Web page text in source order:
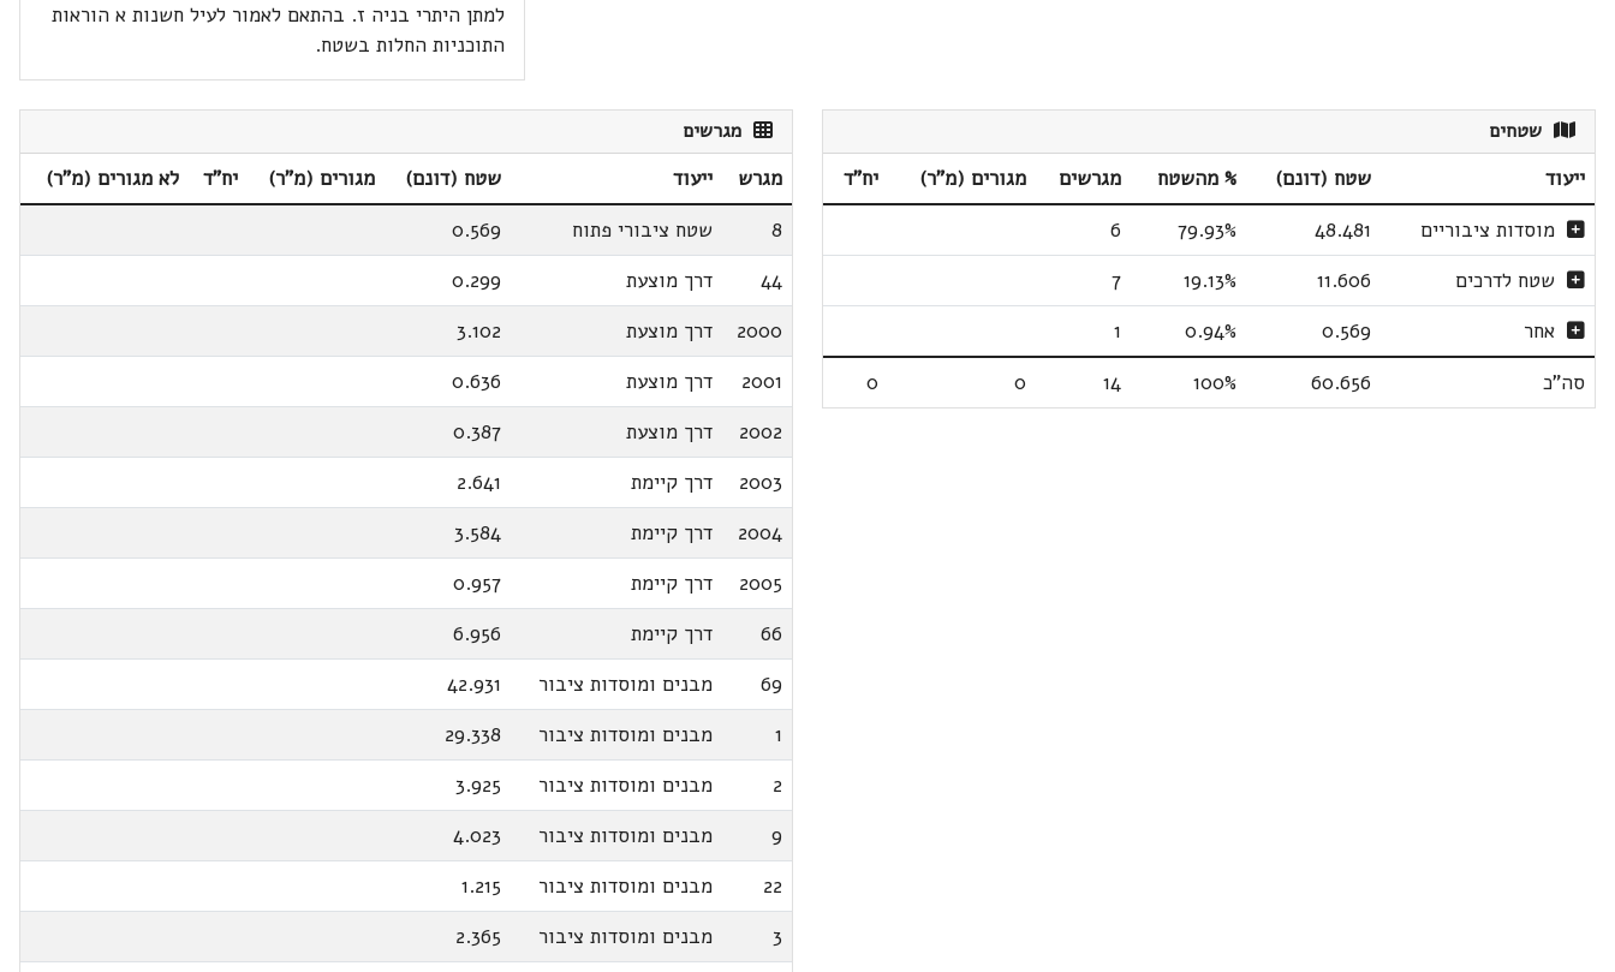
למתן היתרי בניה ז. בהתאם לאמור לעיל חשנות א הוראות
התוכניות החלות בשטח.
שטחים
ייעוד שטח (דונם) % מהשטח מגרשים מגורים (מ"ר)
יח"ד
מוסדות ציבוריים
48.481
79.93%
6
שטח לדרכים
11.606
19.13%
7
אחר
0.569
0.94%
1
סה"כ
60.656
100%
14
0
0
מגרשים
מגרש ייעוד שטח (דונם) מגורים (מ"ר) יח"ד
לא מגורים (מ"ר)
8
שטח ציבורי פתוח
0.569
44
דרך מוצעת
0.299
2000
דרך מוצעת
3.102
2001
דרך מוצעת
0.636
2002
דרך מוצעת
0.387
2003
דרך קיימת
2.641
2004
דרך קיימת
3.584
2005
דרך קיימת
0.957
66
דרך קיימת
6.956
69
מבנים ומוסדות ציבור
42.931
1
מבנים ומוסדות ציבור
29.338
2
מבנים ומוסדות ציבור
3.925
9
מבנים ומוסדות ציבור
4.023
22
מבנים ומוסדות ציבור
1.215
3
מבנים ומוסדות ציבור
2.365